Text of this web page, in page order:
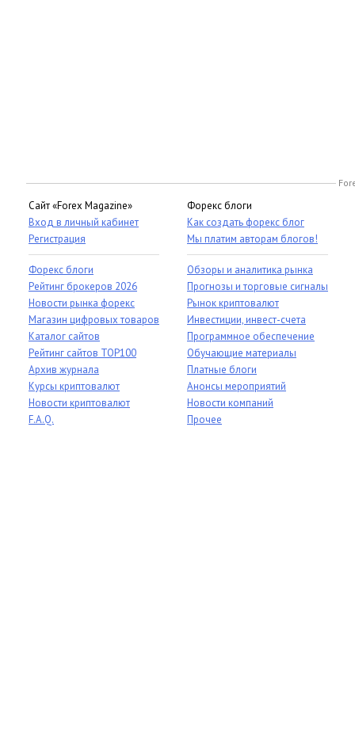
Сайт «Forex Magazine»
Вход в личный кабинет
Регистрация
Форекс блоги
Рейтинг брокеров 2026
Новости рынка форекс
Магазин цифровых товаров
Каталог сайтов
Рейтинг сайтов TOP100
Архив журнала
Курсы криптовалют
Новости криптовалют
F.A.Q.
Форекс блоги
Как создать форекс блог
Мы платим авторам блогов!
Обзоры и аналитика рынка
Прогнозы и торговые сигналы
Рынок криптовалют
Инвестиции, инвест-счета
Программное обеспечение
Обучающие материалы
Платные блоги
Анонсы мероприятий
Новости компаний
Прочее